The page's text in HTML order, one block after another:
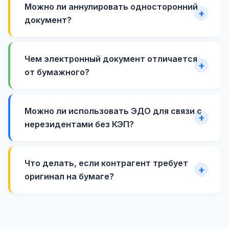
Можно ли аннулировать односторонний
документ?
Чем электронный документ отличается
от бумажного?
Можно ли использовать ЭДО для связи с
нерезидентами без КЭП?
Что делать, если контрагент требует
оригинал на бумаге?